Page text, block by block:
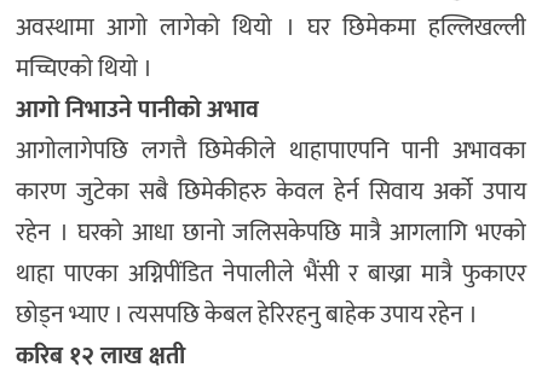
अवस्थामा आगो लागेको थियो । घर छिमेकमा हल्लिखल्ली
मच्चिएको थियो ।
आगो निभाउने पानीको अभाव
आगोलागेपछि लगत्तै छिमेकीले थाहापाएपनि पानी अभावका
कारण जुटेका सबै छिमेकीहरु केवल हेर्न सिवाय अर्को उपाय
रहेन । घरको आधा छानो जलिसकेपछि मात्रै आगलागि भएको
थाहा पाएका अग्निपींडित नेपालीले भैंसी र बाख्रा मात्रै फुकाएर
छोड्न भ्याए । त्यसपछि केबल हेरिरहनु बाहेक उपाय रहेन ।
करिब १२ लाख क्षती